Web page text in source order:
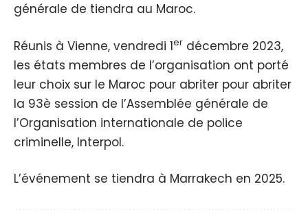
générale de tiendra au Maroc.
Réunis à Vienne, vendredi 1er décembre 2023,
les états membres de l’organisation ont porté
leur choix sur le Maroc pour abriter pour abriter
la 93è session de l’Assemblée générale de
l’Organisation internationale de police
criminelle, Interpol.
L’événement se tiendra à Marrakech en 2025.